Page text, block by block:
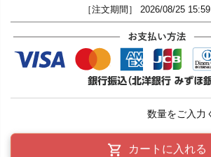
［注文期間］ 2026/08/25 15:59
カートに入れる